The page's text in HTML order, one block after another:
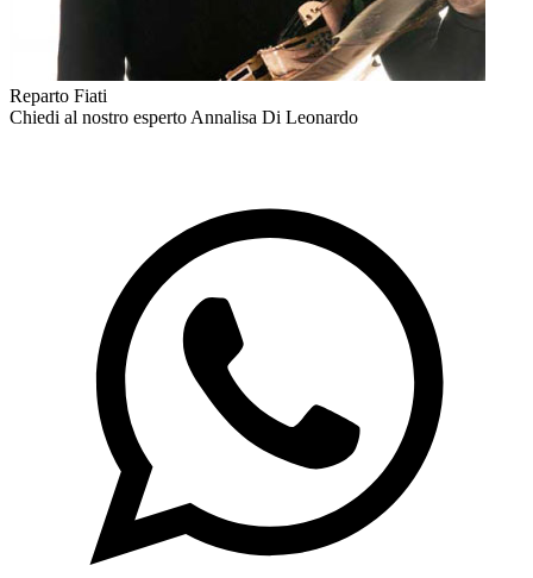
Reparto Fiati
Chiedi al nostro espertoAnnalisa Di Leonardo